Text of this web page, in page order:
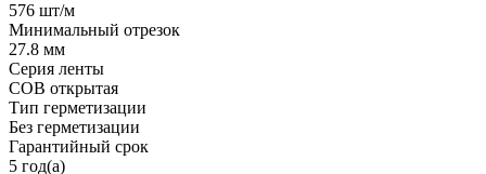
576 шт/м
Минимальный отрезок
27.8 мм
Серия ленты
COB открытая
Тип герметизации
Без герметизации
Гарантийный срок
5 год(а)